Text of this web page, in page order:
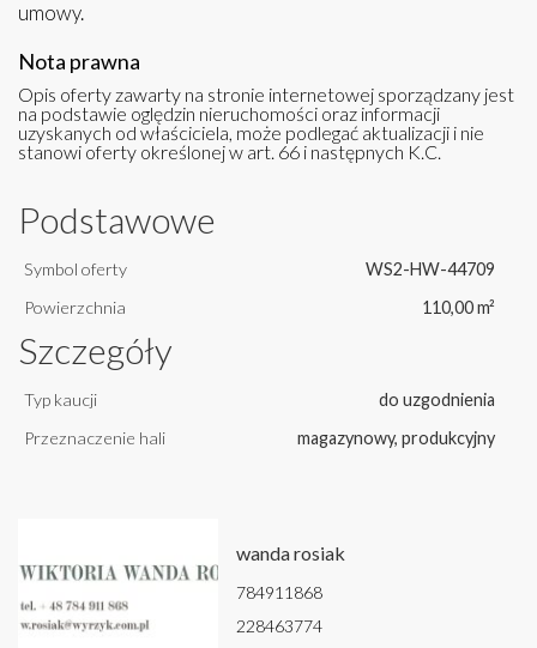
umowy.
Nota prawna
Opis oferty zawarty na stronie internetowej sporządzany jest
na podstawie oględzin nieruchomości oraz informacji
uzyskanych od właściciela, może podlegać aktualizacji i nie
stanowi oferty określonej w art. 66 i następnych K.C.
Podstawowe
Symbol oferty
WS2-HW-44709
Powierzchnia
110,00 m²
Szczegóły
Typ kaucji
do uzgodnienia
Przeznaczenie hali
magazynowy, produkcyjny
wanda rosiak
784911868
228463774